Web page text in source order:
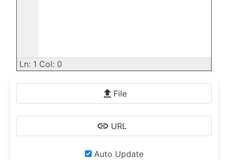
Ln: 1 Col: 0
File
URL
Auto Update